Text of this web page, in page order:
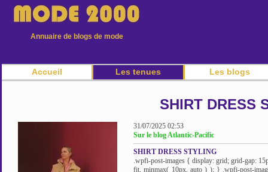
Annuaire de blogs de mode
Accueil Les tenues Les blogs
SHIRT DRESS
31/07/2025 02:53
Sur le blog Atlantic-Pacific
SHIRT DRESS STYLING
.wpfi-post-images { display: grid; grid-gap:
fit, minmax( 10px, auto ) ); } .wpfi-post-